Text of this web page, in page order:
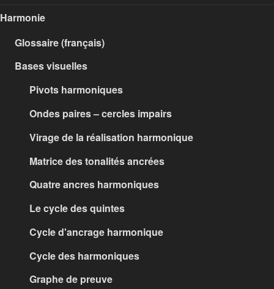
Harmonie
Glossaire (français)
Bases visuelles
Pivots harmoniques
Ondes paires – cercles impairs
Virage de la réalisation harmonique
Matrice des tonalités ancrées
Quatre ancres harmoniques
Le cycle des quintes
Cycle d'ancrage harmonique
Cycle des harmoniques
Graphe de preuve